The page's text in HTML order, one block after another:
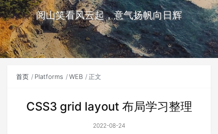
阅山笑看风云起，意气扬帆向日辉
首页 Platforms WEB 正文
CSS3 grid layout 布局学习整理
2022-08-24